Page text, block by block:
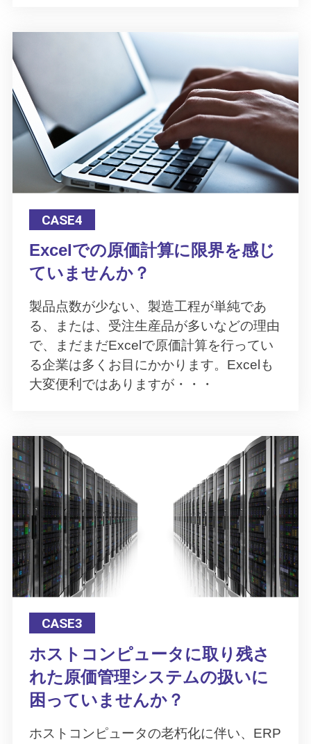
CASE4
Excelでの原価計算に限界を感じ
ていませんか？
製品点数が少ない、製造工程が単純であ
る、または、受注生産品が多いなどの理由
で、まだまだExcelで原価計算を行ってい
る企業は多くお目にかかります。Excelも
大変便利ではありますが・・・
CASE3
ホストコンピュータに取り残さ
れた原価管理システムの扱いに
困っていませんか？
ホストコンピュータの老朽化に伴い、ERP